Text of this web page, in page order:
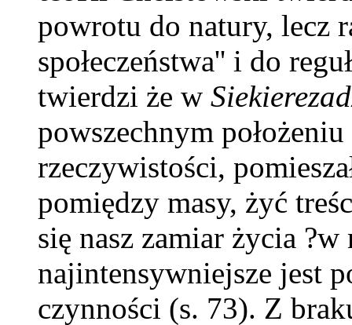
powrotu do natury, lecz
społeczeństwa'' i do
twierdzi że w
powszechnym położeniu
rzeczywistości,
pomiędzy masy, żyć
się nasz zamiar życia
najintensywniejsze jest
czynności (s. 73). Z